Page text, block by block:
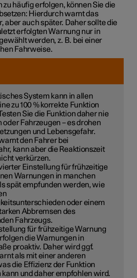
zu häufig erfolgen, können Sie die
Hierdurch warnt das
aber auch später. Daher sollte die
erfolgten Warnung nur in
werden, z. B. bei einer
Fahrweise.
System kann in allen
zu100 %korrekte Funktion
Sie die Funktion daher nie
Fahrzeugen – es drohen
und Lebensgefahr.
den Fahrer bei
kann aber die Reaktionszeit
verkürzen.
Einstellung für frühzeitige
Warnungen in manchen
spät empfunden werden, wie
oder einem
Abbremsen des
Fahrzeugs.
für frühzeitige Warnung
die Warnungen in
proaktiv. Daher wird ggf.
als mit einer anderen
die Effizienz der Funktion
und daher empfohlen wird.